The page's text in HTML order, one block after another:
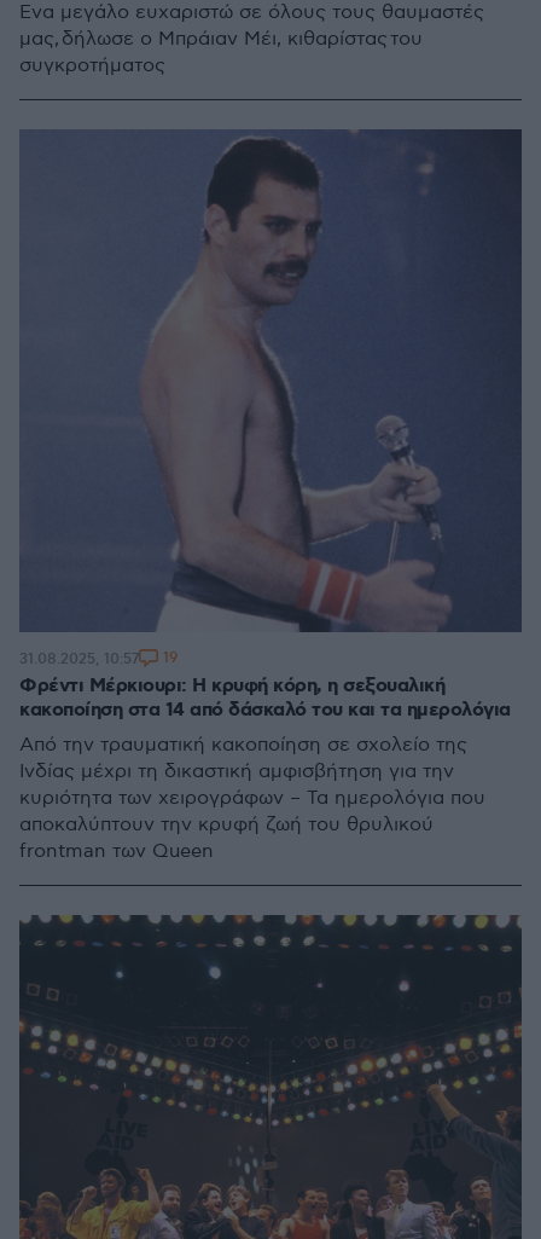
Ένα μεγάλο ευχαριστώ σε όλους τους θαυμαστές
μας, δήλωσε ο Μπράιαν Μέι, κιθαρίστας του
συγκροτήματος
Φρέντι Μέρκιουρι: Η κρυφή κόρη, η σεξουαλική
κακοποίηση στα 14 από δάσκαλό του και τα ημερολόγια
Από την τραυματική κακοποίηση σε σχολείο της
Ινδίας μέχρι τη δικαστική αμφισβήτηση για την
κυριότητα των χειρογράφων – Τα ημερολόγια που
αποκαλύπτουν την κρυφή ζωή του θρυλικού
frontman των Queen
31.08.2025, 10:57 19